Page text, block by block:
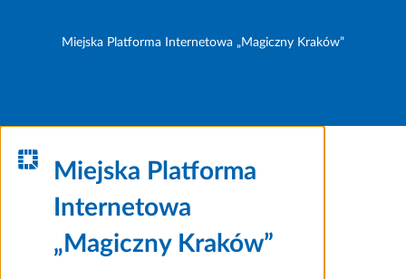
Miejska Platforma Internetowa „Magiczny Kraków”
Miejska Platforma
Internetowa
„Magiczny Kraków”